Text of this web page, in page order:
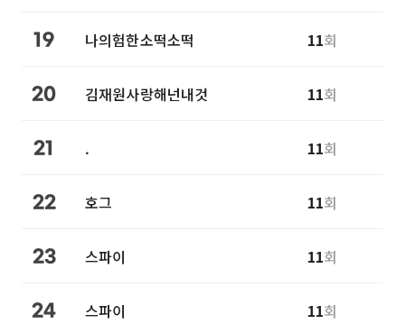
19 나의험한소떡소떡 11회
20 김재원사랑해넌내것 11회
21 . 11회
22 호그 11회
23 스파이 11회
24 스파이 11회